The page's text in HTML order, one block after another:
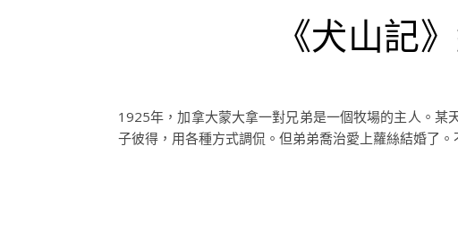
《犬山記
1925年，加拿大蒙大拿一對兄弟是一個牧場的主人。
子彼得，用各種方式調侃。但弟弟喬治愛上蘿絲結婚了。